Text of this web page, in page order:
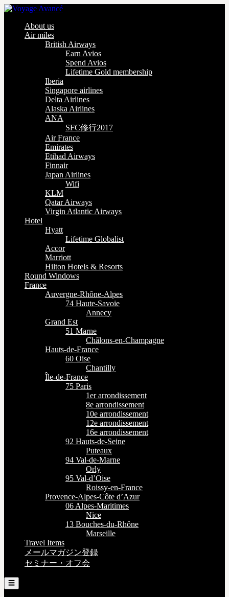
About us
Air miles
British Airways
Earn Avios
Spend Avios
Lifetime Gold membership
Iberia
Singapore airlines
Delta Airlines
Alaska Airlines
ANA
SFC修行2017
Air France
Emirates
Etihad Airways
Finnair
Japan Airlines
Wifi
KLM
Qatar Airways
Virgin Atlantic Airways
Hotel
Hyatt
Lifetime Globalist
Accor
Marriott
Hilton Hotels & Resorts
Round Windows
France
Auvergne-Rhône-Alpes
74 Haute-Savoie
Annecy
Grand Est
51 Marne
Châlons-en-Champagne
Hauts-de-France
60 Oise
Chantilly
Île-de-France
75 Paris
1er arrondissement
8e arrondissement
10e arrondissement
12e arrondissement
16e arrondissement
92 Hauts-de-Seine
Puteaux
94 Val-de-Marne
Orly
95 Val-d’Oise
Roissy-en-France
Provence-Alpes-Côte d’Azur
06 Alpes-Maritimes
Nice
13 Bouches-du-Rhône
Marseille
Travel Items
メールマガジン登録
セミナー・オフ会
☰